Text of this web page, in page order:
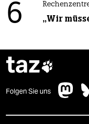
6 „Wir
taz
Folgen Sie uns